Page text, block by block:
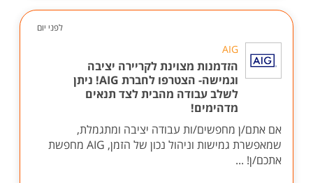
לפני יום
AIG
הזדמנות מצוינת לקריירה יציבה
וגמישה- הצטרפו לחברת AIG! ניתן
לשלב עבודה מהבית לצד תנאים
מדהימים!
אם אתם/ן מחפשים/ות עבודה יציבה ומתגמלת,
שמאפשרת גמישות וניהול נכון של הזמן, AIG מחפשת
אתכם/ן! ...